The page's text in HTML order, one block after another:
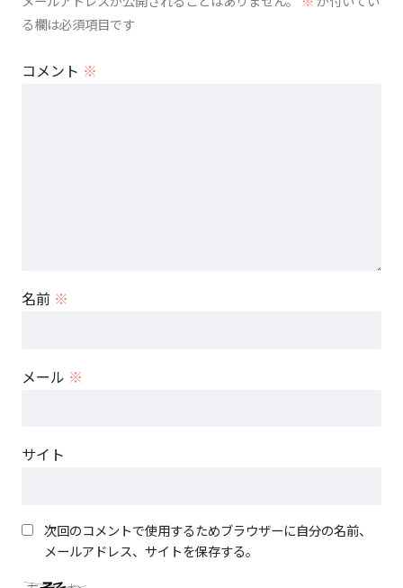
る欄は必須項目です
コメント ※
名前 ※
メール ※
サイト
次回のコメントで使用するためブラウザーに自分の名前、
メールアドレス、サイトを保存する。